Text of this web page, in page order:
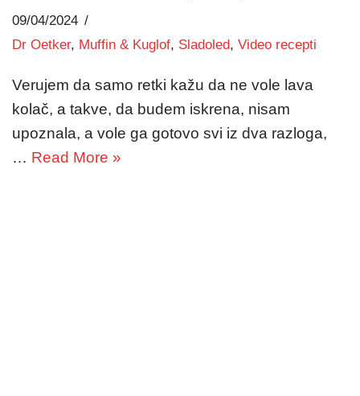
09/04/2024
Dr Oetker, Muffin & Kuglof, Sladoled, Video recepti
Verujem da samo retki kažu da ne vole lava
kolač, a takve, da budem iskrena, nisam
upoznala, a vole ga gotovo svi iz dva razloga,
… Read More »